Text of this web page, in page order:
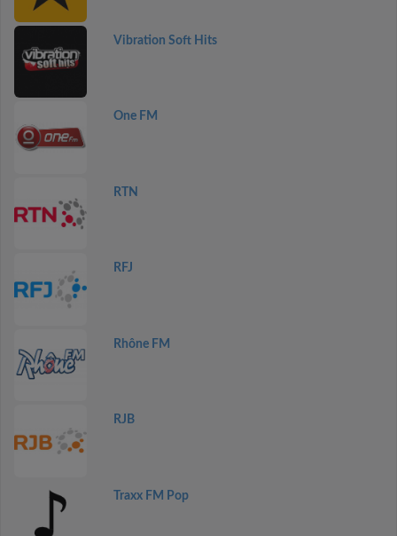
Vibration Soft Hits
One FM
RTN
RFJ
Rhône FM
RJB
Traxx FM Pop